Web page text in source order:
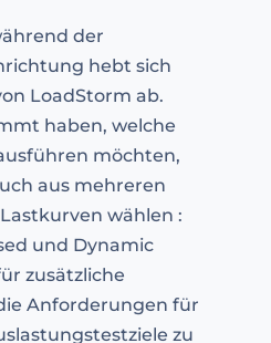
der
hebt sich
LoadStorm ab.
haben, welche
möchten,
aus mehreren
wählen :
und Dynamic
zusätzliche
Anforderungen für
zu